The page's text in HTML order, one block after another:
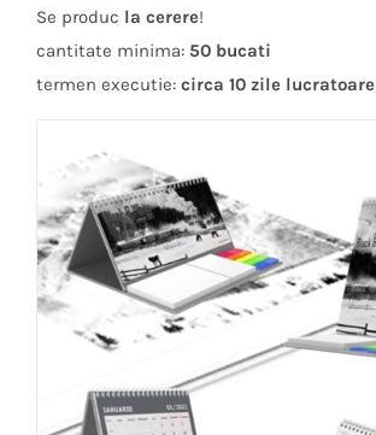
Se produc la cerere!
cantitate minima: 50 bucati
termen executie: circa 10 zile lucratoare